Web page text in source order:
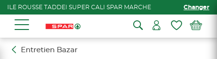
ILE ROUSSE TADDEI SUPER CALI SPAR MARCHE Changer
Entretien Bazar